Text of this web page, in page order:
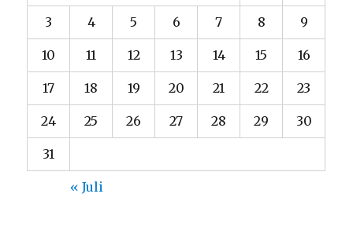
3 4 5 6 7 8 9
10 11 12 13 14 15 16
17 18 19 20 21 22 23
24 25 26 27 28 29 30
31
« Juli